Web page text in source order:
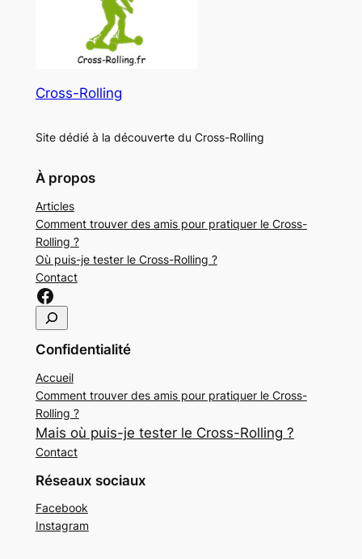
Cross-Rolling
Site dédié à la découverte du Cross-Rolling
À propos
Articles
Comment trouver des amis pour pratiquer le Cross-
Rolling ?
Où puis-je tester le Cross-Rolling ?
Contact
Lien sur Facebook Cross-Rolling
e
c
e
r
c
h
e
r
Confidentialité
Accueil
Comment trouver des amis pour pratiquer le Cross-
Rolling ?
Mais où puis-je tester le Cross-Rolling ?
Contact
Réseaux sociaux
Facebook
Instagram